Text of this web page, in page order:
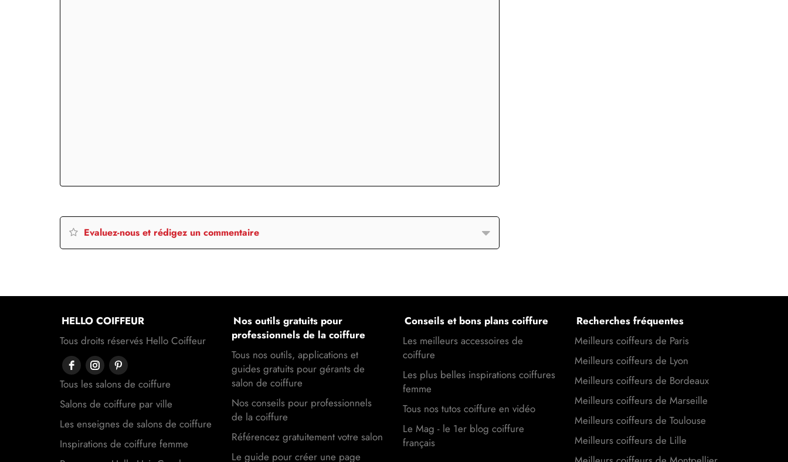
Evaluez-nous et rédigez un commentaire
HELLO COIFFEUR
Tous droits réservés Hello Coiffeur
Tous les salons de coiffure
Salons de coiffure par ville
Les enseignes de salons de coiffure
Inspirations de coiffure femme
Nos outils gratuits pour
professionnels de la coiffure
Tous nos outils, applications et
guides gratuits pour gérants de
salon de coiffure
Nos conseils pour professionnels
de la coiffure
Référencez gratuitement votre salon
Le guide pour créer une page
Conseils et bons plans coiffure
Les meilleurs accessoires de
coiffure
Les plus belles inspirations coiffures
femme
Tous nos tutos coiffure en vidéo
Le Mag - le 1er blog coiffure
français
Recherches fréquentes
Meilleurs coiffeurs de Paris
Meilleurs coiffeurs de Lyon
Meilleurs coiffeurs de Bordeaux
Meilleurs coiffeurs de Marseille
Meilleurs coiffeurs de Toulouse
Meilleurs coiffeurs de Lille